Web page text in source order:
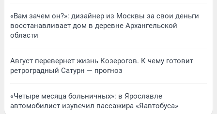
«Вам зачем он?»: дизайнер из Москвы за свои деньги
восстанавливает дом в деревне Архангельской
области
Август перевернет жизнь Козерогов. К чему готовит
ретроградный Сатурн — прогноз
«Четыре месяца больничных»: в Ярославле
автомобилист изувечил пассажира «Яавтобуса»